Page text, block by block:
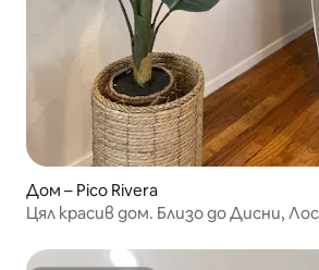
Дом – Pico Rivera
Цял красив дом. Близо до Дисни,